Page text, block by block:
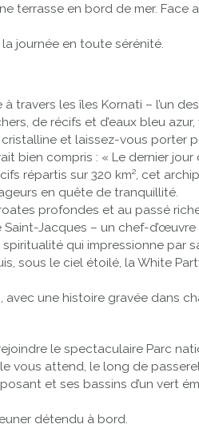
terrasse en bord de mer. Face
journée en toute sérénité.
les îles Kornati – l’un
de récifs et d’eaux bleu
et laissez-vous porter
bien compris : « Le dernier
répartis sur 320 km², cet
en quête de tranquillité.
profondes et au passé
Jacques – un chef-
qui impressionne par
sous le ciel étoilé, la White
une histoire gravée dans
le spectaculaire Parc
vous attend, le long de
et ses bassins d’un vert
détendu à bord.